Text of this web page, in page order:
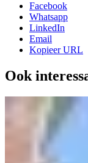
Facebook
Whatsapp
LinkedIn
Email
Kopieer URL
Ook